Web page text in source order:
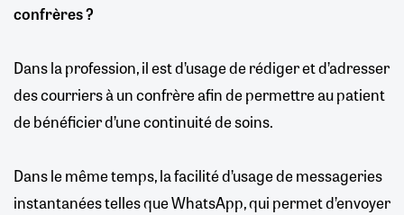
confrères ?
Dans la profession, il est d’usage de rédiger et d’adresser
des courriers à un confrère afin de permettre au patient
de bénéficier d’une continuité de soins.
Dans le même temps, la facilité d’usage de messageries
instantanées telles que WhatsApp, qui permet d’envoyer